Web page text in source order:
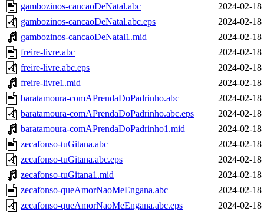
gambozinos-cancaoDeNatal.abc
2024-02-18
gambozinos-cancaoDeNatal.abc.eps
2024-02-18
gambozinos-cancaoDeNatal1.mid
2024-02-18
freire-livre.abc
2024-02-18
freire-livre.abc.eps
2024-02-18
freire-livre1.mid
2024-02-18
baratamoura-comAPrendaDoPadrinho.abc
2024-02-18
baratamoura-comAPrendaDoPadrinho.abc.eps
2024-02-18
baratamoura-comAPrendaDoPadrinho1.mid
2024-02-18
zecafonso-tuGitana.abc
2024-02-18
zecafonso-tuGitana.abc.eps
2024-02-18
zecafonso-tuGitana1.mid
2024-02-18
zecafonso-queAmorNaoMeEngana.abc
2024-02-18
zecafonso-queAmorNaoMeEngana.abc.eps
2024-02-18